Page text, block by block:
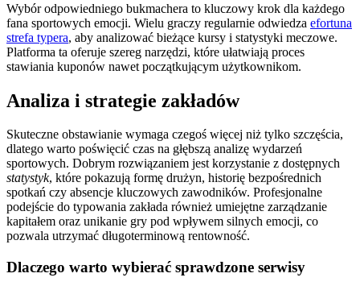
Wybór odpowiedniego bukmachera to kluczowy krok dla każdego
fana sportowych emocji. Wielu graczy regularnie odwiedza efortuna
strefa typera, aby analizować bieżące kursy i statystyki meczowe.
Platforma ta oferuje szereg narzędzi, które ułatwiają proces
stawiania kuponów nawet początkującym użytkownikom.
Analiza i strategie zakładów
Skuteczne obstawianie wymaga czegoś więcej niż tylko szczęścia,
dlatego warto poświęcić czas na głębszą analizę wydarzeń
sportowych. Dobrym rozwiązaniem jest korzystanie z dostępnych
statystyk, które pokazują formę drużyn, historię bezpośrednich
spotkań czy absencje kluczowych zawodników. Profesjonalne
podejście do typowania zakłada również umiejętne zarządzanie
kapitałem oraz unikanie gry pod wpływem silnych emocji, co
pozwala utrzymać długoterminową rentowność.
Dlaczego warto wybierać sprawdzone serwisy